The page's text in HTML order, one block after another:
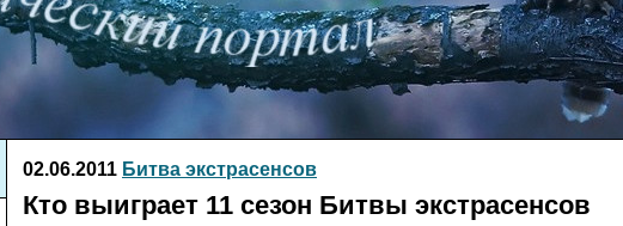
02.06.2011 Битва экстрасенсов
Кто выиграет 11 сезон Битвы экстрасенсов